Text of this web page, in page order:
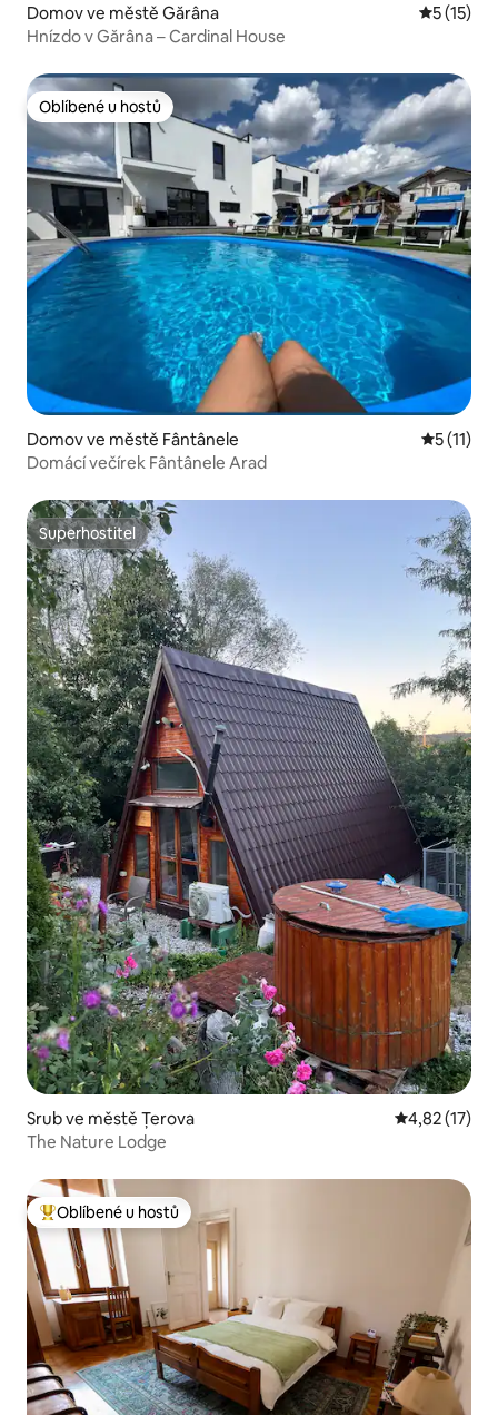
Domov ve městě Gărâna
5 (15)
Hnízdo v Gărâna – Cardinal House
Oblíbené u hostů
Oblíbené u hostů
Domov ve městě Fântânele
5 (11)
Domácí večírek Fântânele Arad
Superhostitel
Superhostitel
Srub ve městě Țerova Průměrné
4,82 (17)
The Nature Lodge
Nejlepší v kategorii Oblíbené u hostů
Oblíbené u hostů